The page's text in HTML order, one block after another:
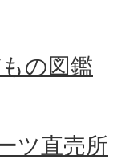
の図鑑
ツ直売所